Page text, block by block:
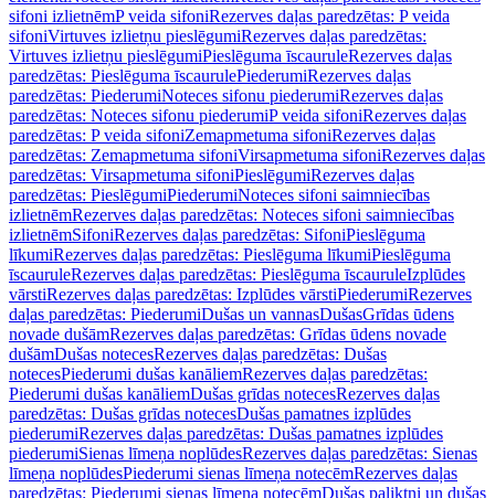
sifoni izlietnēmP veida sifoniRezerves daļas paredzētas: P veida
sifoniVirtuves izlietņu pieslēgumiRezerves daļas paredzētas:
Virtuves izlietņu pieslēgumiPieslēguma īscauruleRezerves daļas
paredzētas: Pieslēguma īscaurulePiederumiRezerves daļas
paredzētas: PiederumiNoteces sifonu piederumiRezerves daļas
paredzētas: Noteces sifonu piederumiP veida sifoniRezerves daļas
paredzētas: P veida sifoniZemapmetuma sifoniRezerves daļas
paredzētas: Zemapmetuma sifoniVirsapmetuma sifoniRezerves daļas
paredzētas: Virsapmetuma sifoniPieslēgumiRezerves daļas
paredzētas: PieslēgumiPiederumiNoteces sifoni saimniecības
izlietnēmRezerves daļas paredzētas: Noteces sifoni saimniecības
izlietnēmSifoniRezerves daļas paredzētas: SifoniPieslēguma
līkumiRezerves daļas paredzētas: Pieslēguma līkumiPieslēguma
īscauruleRezerves daļas paredzētas: Pieslēguma īscauruleIzplūdes
vārstiRezerves daļas paredzētas: Izplūdes vārstiPiederumiRezerves
daļas paredzētas: PiederumiDušas un vannasDušasGrīdas ūdens
novade dušāmRezerves daļas paredzētas: Grīdas ūdens novade
dušāmDušas notecesRezerves daļas paredzētas: Dušas
notecesPiederumi dušas kanāliemRezerves daļas paredzētas:
Piederumi dušas kanāliemDušas grīdas notecesRezerves daļas
paredzētas: Dušas grīdas notecesDušas pamatnes izplūdes
piederumiRezerves daļas paredzētas: Dušas pamatnes izplūdes
piederumiSienas līmeņa noplūdesRezerves daļas paredzētas: Sienas
līmeņa noplūdesPiederumi sienas līmeņa notecēmRezerves daļas
paredzētas: Piederumi sienas līmeņa notecēmDušas paliktņi un dušas